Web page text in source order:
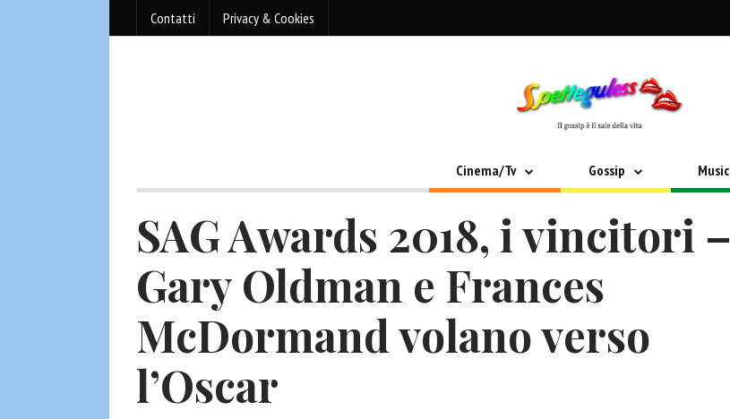
Contatti Privacy & Cookies
Cinema/Tv Gossip Music
SAG Awards 2018, i vincitori –
Gary Oldman e Frances
McDormand volano verso
l’Oscar